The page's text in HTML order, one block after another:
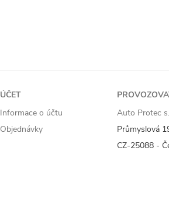
ÚČET
Informace o účtu
Objednávky
Auto Protec
Průmyslová
CZ-25088 -